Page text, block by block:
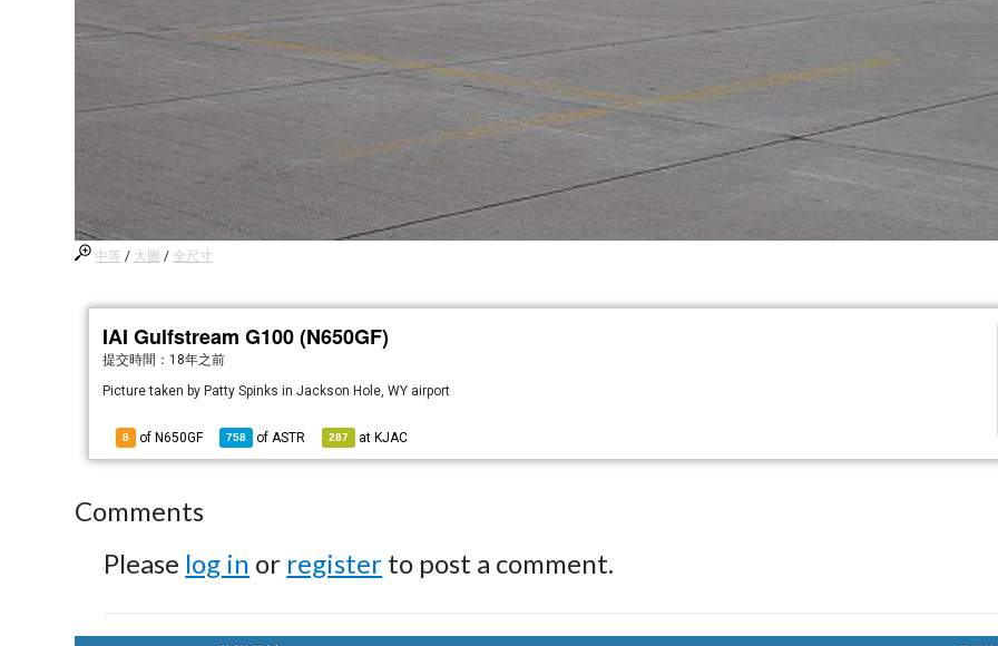
中等 / 大圖 / 全尺寸
IAI Gulfstream G100 (N650GF)
提交時間： 18年之前
Picture taken by Patty Spinks in Jackson Hole, WY airport
8 of N650GF 758 ofASTR 287 at KJAC
Comments
Please log in or register to post a comment.